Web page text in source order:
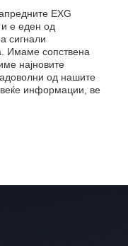
EXG
и е еден од
сигнали
Имаме сопствена
најновите
од нашите
информации, ве